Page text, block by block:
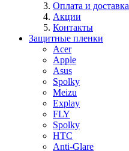
Оплата и доставка
Акции
Контакты
Защитные пленки
Acer
Apple
Asus
Spolky
Meizu
Explay
FLY
Spolky
HTC
Anti-Glare